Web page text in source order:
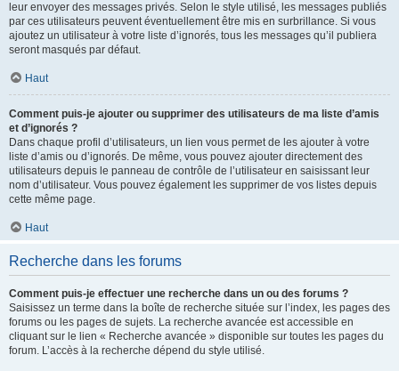
leur envoyer des messages privés. Selon le style utilisé, les messages publiés
par ces utilisateurs peuvent éventuellement être mis en surbrillance. Si vous
ajoutez un utilisateur à votre liste d’ignorés, tous les messages qu’il publiera
seront masqués par défaut.
Haut
Comment puis-je ajouter ou supprimer des utilisateurs de ma liste d’amis
et d’ignorés ?
Dans chaque profil d’utilisateurs, un lien vous permet de les ajouter à votre
liste d’amis ou d’ignorés. De même, vous pouvez ajouter directement des
utilisateurs depuis le panneau de contrôle de l’utilisateur en saisissant leur
nom d’utilisateur. Vous pouvez également les supprimer de vos listes depuis
cette même page.
Haut
Recherche dans les forums
Comment puis-je effectuer une recherche dans un ou des forums ?
Saisissez un terme dans la boîte de recherche située sur l’index, les pages des
forums ou les pages de sujets. La recherche avancée est accessible en
cliquant sur le lien « Recherche avancée » disponible sur toutes les pages du
forum. L’accès à la recherche dépend du style utilisé.